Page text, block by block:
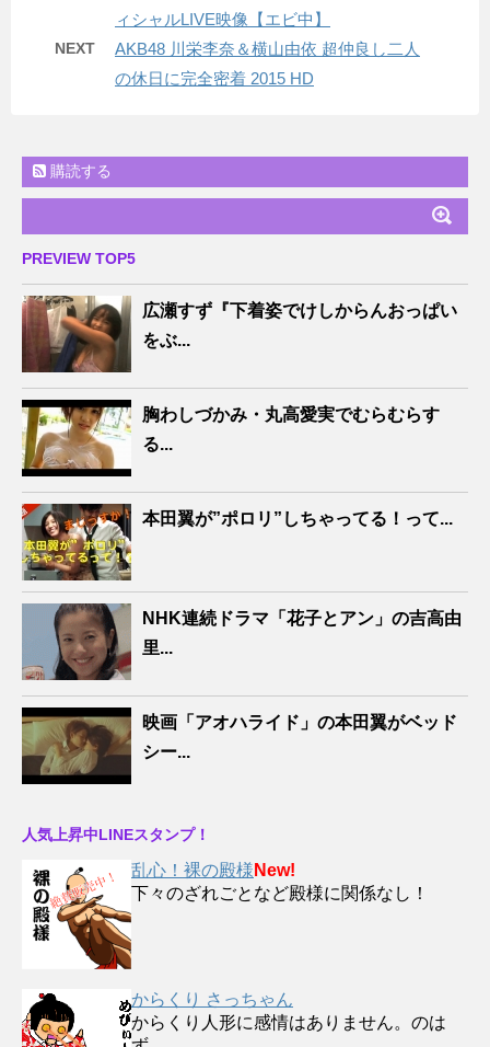
ィシャルLIVE映像【エビ中】
NEXT
AKB48 川栄李奈＆横山由依 超仲良し二人
の休日に完全密着 2015 HD
購読する
PREVIEW TOP5
広瀬すず『下着姿でけしからんおっぱい
をぶ...
胸わしづかみ・丸高愛実でむらむらす
る...
本田翼が”ポロリ”しちゃってる！って...
NHK連続ドラマ「花子とアン」の吉高由
里...
映画「アオハライド」の本田翼がベッド
シー...
人気上昇中LINEスタンプ！
乱心！裸の殿様 New!
下々のざれごとなど殿様に関係なし！
からくり さっちゃん
からくり人形に感情はありません。のは